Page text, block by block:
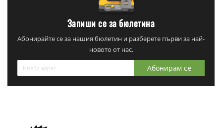
Запиши се за бюлетина
Абонирайте се за нашия бюлетин и разберете първи за най-
новото от нас.
Абонирам се